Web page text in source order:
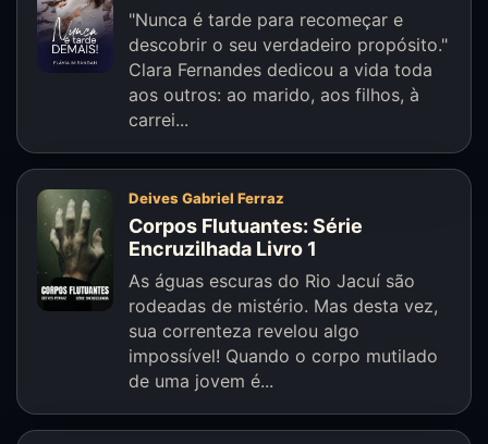
"Nunca é tarde para recomeçar e
descobrir o seu verdadeiro propósito."
Clara Fernandes dedicou a vida toda
aos outros: ao marido, aos filhos, à
carrei...
Deives Gabriel Ferraz
Corpos Flutuantes: Série
Encruzilhada Livro 1
As águas escuras do Rio Jacuí são
rodeadas de mistério. Mas desta vez,
sua correnteza revelou algo
impossível! Quando o corpo mutilado
de uma jovem é...